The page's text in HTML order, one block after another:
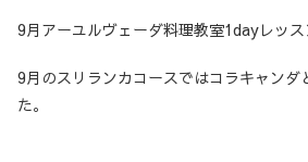
9月アーユルヴェーダ料理教室1dayレッス
9月のスリランカコースではコラキャンダ
た。